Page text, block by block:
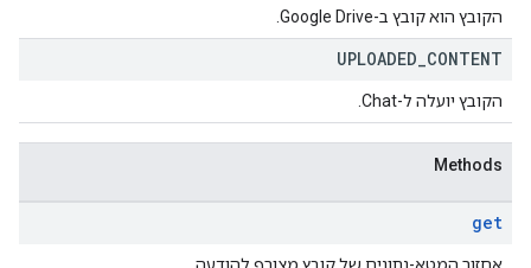
הקובץ הוא קובץ ב-Google Drive.
UPLOADED CONTENT
הקובץ יועלה ל-Chat.
Methods
get